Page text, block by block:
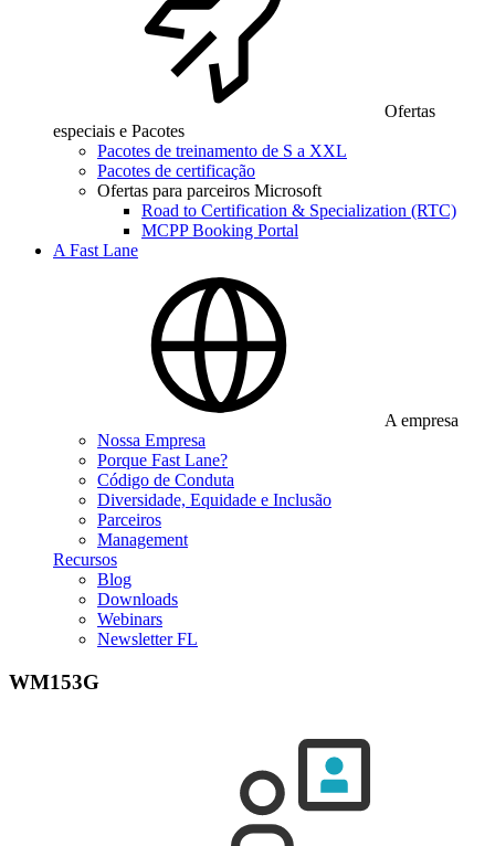
Ofertas
especiais e Pacotes
Pacotes de treinamento de S a XXL
Pacotes de certificação
Ofertas para parceiros Microsoft
Road to Certification & Specialization (RTC)
MCPP Booking Portal
A Fast Lane
A empresa
Nossa Empresa
Porque Fast Lane?
Código de Conduta
Diversidade, Equidade e Inclusão
Parceiros
Management
Recursos
Blog
Downloads
Webinars
Newsletter FL
WM153G